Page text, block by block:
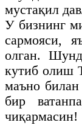
мустақил
У бизнинг
сармояси,
олган.
кутиб олиш
маъно
бир
чиқармасин!